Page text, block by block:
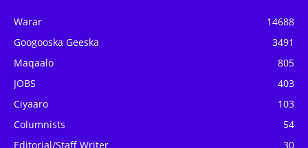
Warar
14688
Googooska Geeska
3491
Maqaalo
805
JOBS
403
Ciyaaro
103
Columnists
54
Editorial/Staff Writer
30